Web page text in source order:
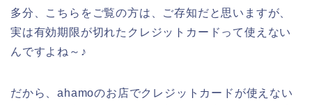
多分、こちらをご覧の方は、ご存知だと思いますが、
実は有効期限が切れたクレジットカードって使えない
んですよね～♪
だから、ahamoのお店でクレジットカードが使えない